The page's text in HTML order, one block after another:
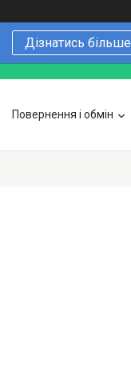
Дізнатись більше
Повернення і обмін